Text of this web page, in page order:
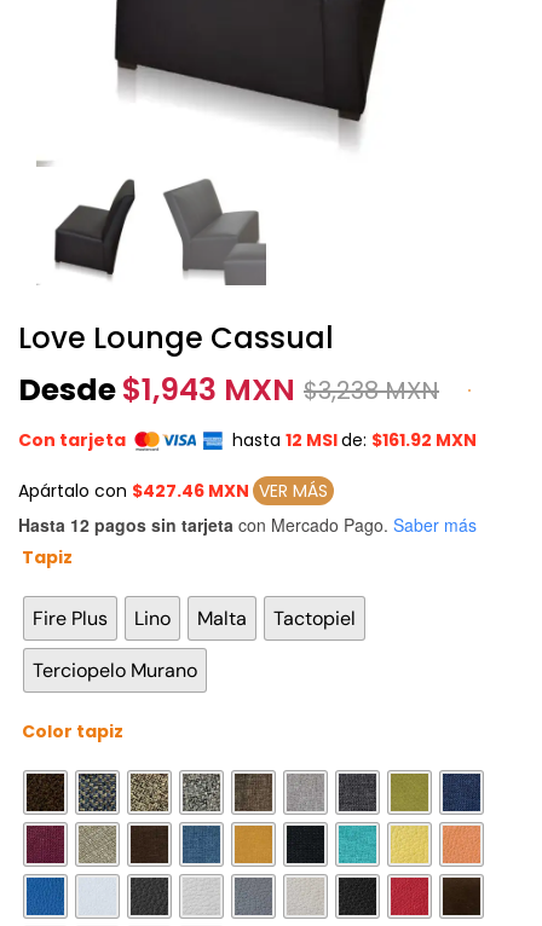
Love Lounge Cassual
Desde$1,943 MXN $3,238 MXN
Con tarjeta hasta 12 MSIde: $161.92 MXN
Apártalo con $427.46 MXN VER MÁS
Hasta 12 pagos sin tarjeta con Mercado Pago. Saber más
Tapiz
Fire Plus Lino Malta Tactopiel
Terciopelo Murano
Color tapiz